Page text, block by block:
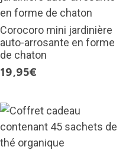
Corocoro mini jardinière
auto-arrosante en forme
de chaton
19,95€